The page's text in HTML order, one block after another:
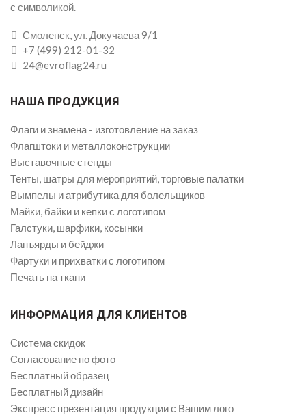
с символикой.
Смоленск, ул. Докучаева 9/1
+7 (499) 212-01-32
24@evroflag24.ru
НАША ПРОДУКЦИЯ
Флаги и знамена - изготовление на заказ
Флагштоки и металлоконструкции
Выставочные стенды
Тенты, шатры для мероприятий, торговые палатки
Вымпелы и атрибутика для болельщиков
Майки, байки и кепки с логотипом
Галстуки, шарфики, косынки
Ланъярды и бейджи
Фартуки и прихватки с логотипом
Печать на ткани
ИНФОРМАЦИЯ ДЛЯ КЛИЕНТОВ
Система скидок
Согласование по фото
Бесплатный образец
Бесплатный дизайн
Экспресс презентация продукции с Вашим лого